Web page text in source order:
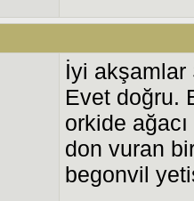
İyi akşamlar
Evet doğru.
orkide
don vuran
begonvil